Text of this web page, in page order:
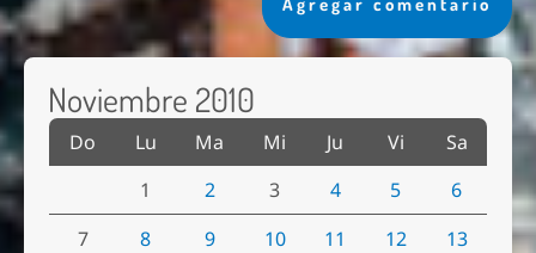
Noviembre 2010
Do Lu Ma Mi Ju Vi
Sa
1
2 3 4 5
6
7
8 9 10 11 12
13